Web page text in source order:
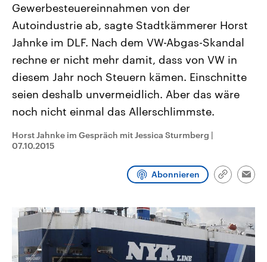
USA
Aktuelle Beiträge, Analysen und
Hintergründe
Wirtschaftlich und militärisch
gehören die Vereinigten Staaten zu
den mächtigsten Ländern der Erde,
mit großem Einfluss auf das
Nahostkonflikt
Aktuelle Lage und
Der Überfall der
Terrororganisation Hamas
Oktober 2023 auf Israel
Region wieder die Gewalt
Israel möchte die Hamas
Libanon vom Iran
Sendungen Programm Podcasts
Audio-Archiv
Gewerbesteuereinnahmen von der
Autoindustrie ab, sagte Stadtkämmerer Horst
Jahnke im DLF. Nach dem VW-Abgas-Skandal
rechne er nicht mehr damit, dass von VW in
diesem Jahr noch Steuern kämen. Einschnitte
seien deshalb unvermeidlich. Aber das wäre
noch nicht einmal das Allerschlimmste.
Horst Jahnke im Gespräch mit Jessica Sturmberg |
07.10.2015
Abonnieren
Link